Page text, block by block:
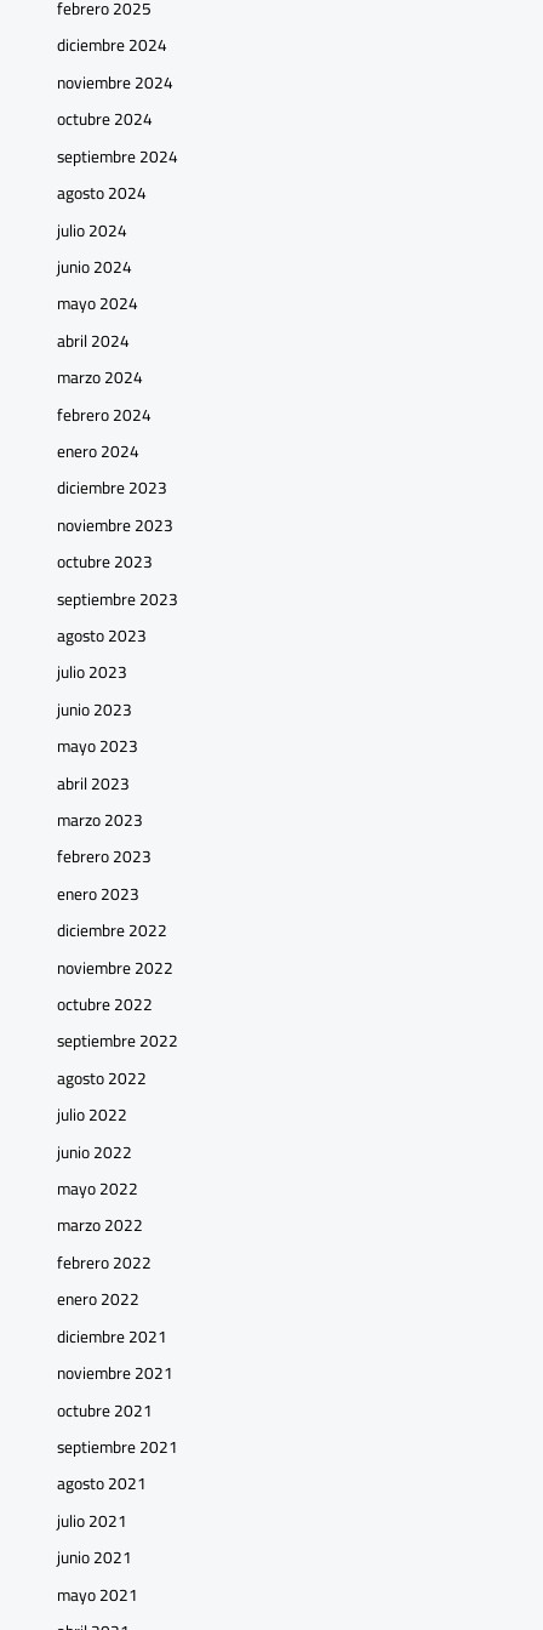
febrero 2025
diciembre 2024
noviembre 2024
octubre 2024
septiembre 2024
agosto 2024
julio 2024
junio 2024
mayo 2024
abril 2024
marzo 2024
febrero 2024
enero 2024
diciembre 2023
noviembre 2023
octubre 2023
septiembre 2023
agosto 2023
julio 2023
junio 2023
mayo 2023
abril 2023
marzo 2023
febrero 2023
enero 2023
diciembre 2022
noviembre 2022
octubre 2022
septiembre 2022
agosto 2022
julio 2022
junio 2022
mayo 2022
marzo 2022
febrero 2022
enero 2022
diciembre 2021
noviembre 2021
octubre 2021
septiembre 2021
agosto 2021
julio 2021
junio 2021
mayo 2021